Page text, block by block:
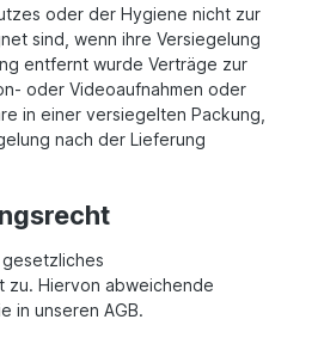
oder der Hygiene nicht zur
sind, wenn ihre Versiegelung
entfernt wurde Verträge zur
oder Videoaufnahmen oder
in einer versiegelten Packung,
nach der Lieferung
zu. Hiervon abweichende
in unseren AGB.